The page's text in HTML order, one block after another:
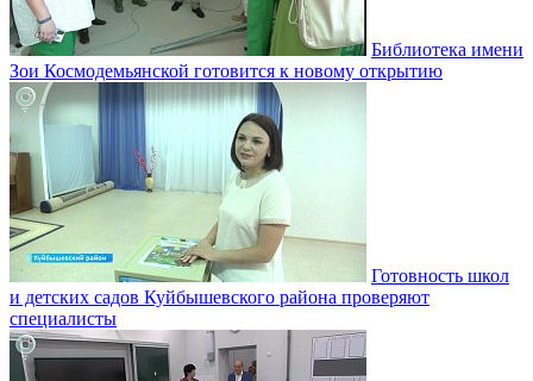
Библиотека имени
Зои Космодемьянской готовится к новому открытию
Готовность школ
и детских садов Куйбышевского района проверяют
специалисты